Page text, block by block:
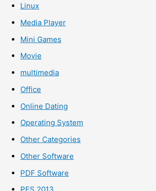
Linux
Media Player
Mini Games
Movie
multimedia
Office
Online Dating
Operating System
Other Categories
Other Software
PDF Software